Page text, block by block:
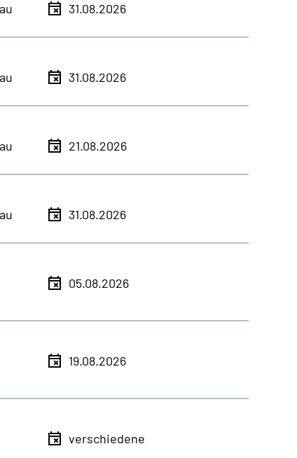
31.08.2026
31.08.2026
21.08.2026
31.08.2026
05.08.2026
19.08.2026
verschiedene